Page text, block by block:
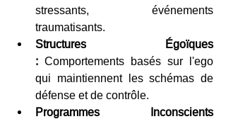
stressants, événements
traumatisants.
Structures Égoïques
: Comportements basés sur l'ego
qui maintiennent les schémas de
défense et de contrôle.
Programmes Inconscients